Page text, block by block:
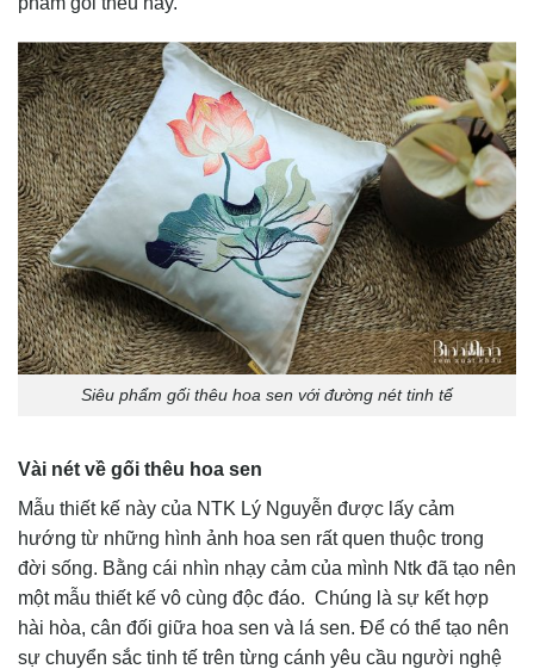
Siêu phẩm gối thêu hoa sen với đường nét tinh tế
Vài nét về gối thêu hoa sen
Mẫu thiết kế này của NTK Lý Nguyễn được lấy cảm
hướng từ những hình ảnh hoa sen rất quen thuộc trong
đời sống. Bằng cái nhìn nhạy cảm của mình Ntk đã tạo nên
một mẫu thiết kế vô cùng độc đáo. Chúng là sự kết hợp
hài hòa, cân đối giữa hoa sen và lá sen. Để có thể tạo nên
sự chuyển sắc tinh tế trên từng cánh yêu cầu người nghệ